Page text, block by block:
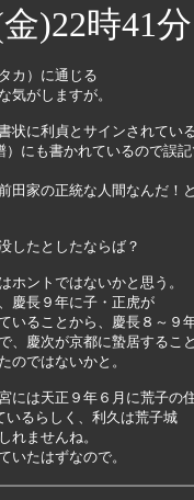
)22時41
カ）に通じる
がしますが。
状に利貞とサインされてい
にも書かれているので誤
田家の正統な人間なんだ！
したとしたならば？
ントではないかと思う。
慶長９年に子・正虎が
いることから、慶長８～９
、慶次が京都に蟄居するこ
ではないかと。
には天正９年６月に荒子の
るらしく、利久は荒子城
れませんね。
たはずなので。